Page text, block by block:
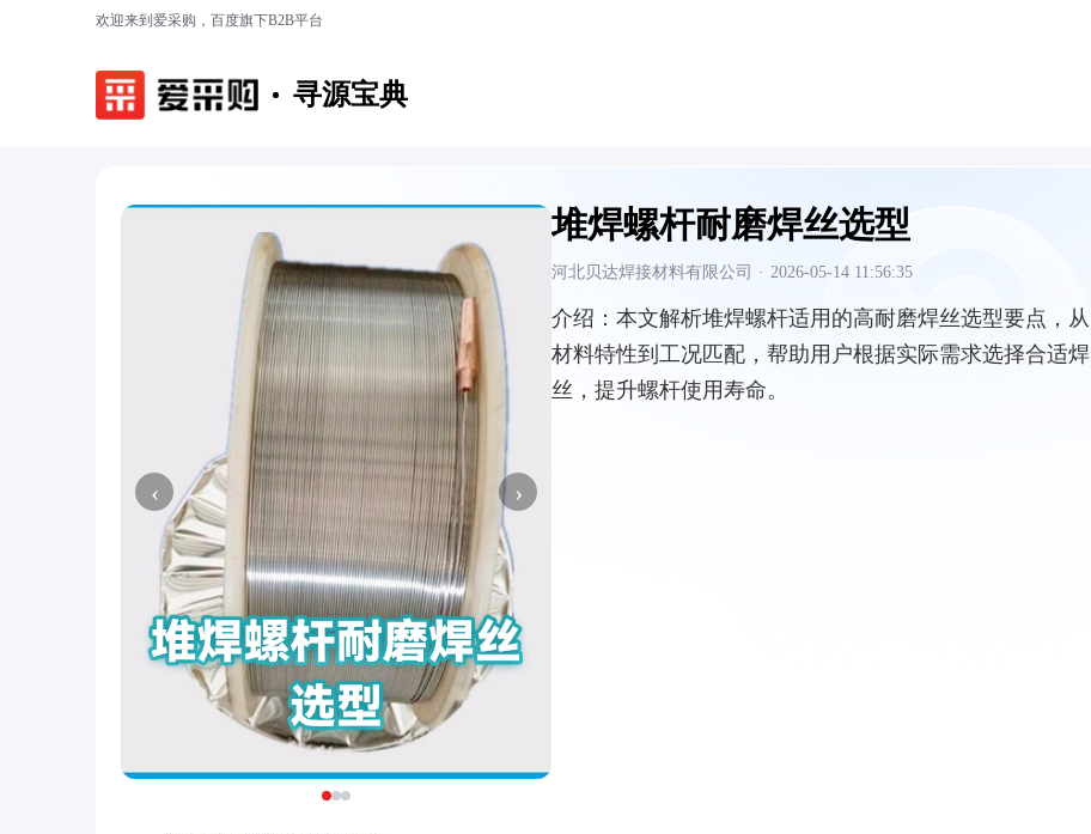
欢迎来到爱采购，百度旗下B2B平台
寻源宝典
‹ ›
堆焊螺杆耐磨焊丝选型
河北贝达焊接材料有限公司 · 2026-05-14 11:56:35
介绍： 本文解析堆焊螺杆适用的高耐磨焊丝选型要点，从
材料特性到工况匹配，帮助用户根据实际需求选择合适焊
丝，提升螺杆使用寿命。